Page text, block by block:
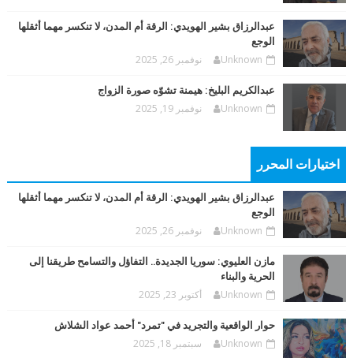
عبدالرزاق بشير الهويدي: الرقة أم المدن، لا تنكسر مهما أثقلها
الوجع
Unknown نوفمبر 26, 2025
عبدالكريم البليخ: هيمنة تشوّه صورة الزواج
Unknown نوفمبر 19, 2025
اختيارات المحرر
عبدالرزاق بشير الهويدي: الرقة أم المدن، لا تنكسر مهما أثقلها
الوجع
Unknown نوفمبر 26, 2025
مازن العليوي: سوريا الجديدة.. التفاؤل والتسامح طريقنا إلى
الحرية والبناء
Unknown أكتوبر 23, 2025
حوار الواقعية والتجريد في "تمرد" أحمد عواد الشلاش
Unknown سبتمبر 18, 2025